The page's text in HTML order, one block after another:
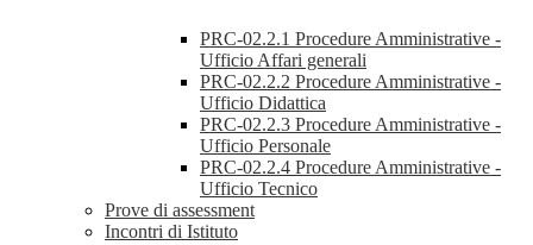
PRC-02.2.1 Procedure Amministrative -
Ufficio Affari generali
PRC-02.2.2 Procedure Amministrative -
Ufficio Didattica
PRC-02.2.3 Procedure Amministrative -
Ufficio Personale
PRC-02.2.4 Procedure Amministrative -
Ufficio Tecnico
Prove di assessment
Incontri di Istituto